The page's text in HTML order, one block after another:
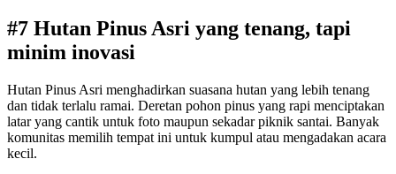
#7 Hutan Pinus Asri yang tenang, tapi
minim inovasi
Hutan Pinus Asri menghadirkan suasana hutan yang lebih tenang
dan tidak terlalu ramai. Deretan pohon pinus yang rapi menciptakan
latar yang cantik untuk foto maupun sekadar piknik santai. Banyak
komunitas memilih tempat ini untuk kumpul atau mengadakan acara
kecil.